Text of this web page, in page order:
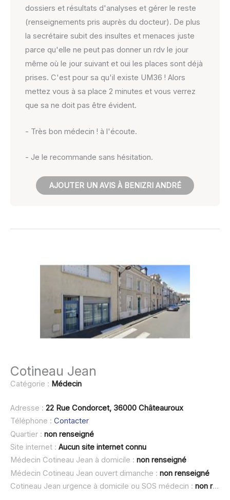
dossiers et résultats d'analyses et gérer le reste
(renseignements pris auprès du docteur). De plus
la secrétaire subit des insultes et menaces juste
parce qu'elle ne peut pas donner un rdv le jour
même où le jour suivant et oui les places sont déjà
prises. C'est pour sa qu'il existe UM36 ! Alors
mettez vous à sa place 2 minutes et vous verrez
que sa ne doit pas être évident.
- Très bon médecin ! à l'écoute.
- Je le recommande sans hésitation.
AJOUTER UN AVIS À BENIZRI ANDRÉ
Cotineau Jean
Catégorie : Médecin
Adresse : 22 Rue Condorcet, 36000 Châteauroux
Téléphone : Contacter
Quartier : non renseigné
Site internet : Aucun site internet connu
Médecin Cotineau Jean à domicile : non renseigné
Médecin Cotineau Jean ouvert dimanche : non renseigné
Cotineau Jean urgence à domicile ou SOS médecin : non renseigné